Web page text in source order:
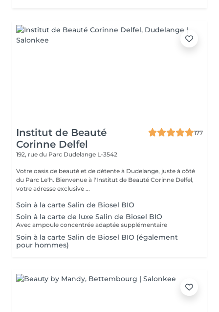
Institut de Beauté
Corinne Delfel
177
192, rue du Parc Dudelange L-3542
Votre oasis de beauté et de détente à Dudelange, juste à côté
du Parc Le'h. Bienvenue à l'Institut de Beauté Corinne Delfel,
votre adresse exclusive ...
Soin à la carte Salin de Biosel BIO
Soin à la carte de luxe Salin de Biosel BIO
Avec ampoule concentrée adaptée supplémentaire
Soin à la carte Salin de Biosel BIO (également
pour hommes)